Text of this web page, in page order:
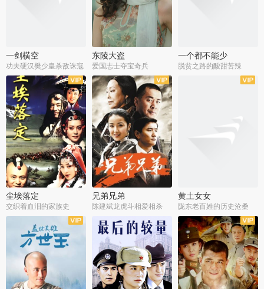
一剑横空
功夫硬汉樊少皇杀敌诛寇
东陵大盗
爱国志士夺宝奇兵
一个都不能少
脱贫之路的酸甜苦辣
全25集
尘埃落定
交织着血泪的家族史
全50集
兄弟兄弟
陈建斌龙虎斗相爱相杀
黄土女女
陇东老百姓的历史沧桑
全36集
全28集 全44集